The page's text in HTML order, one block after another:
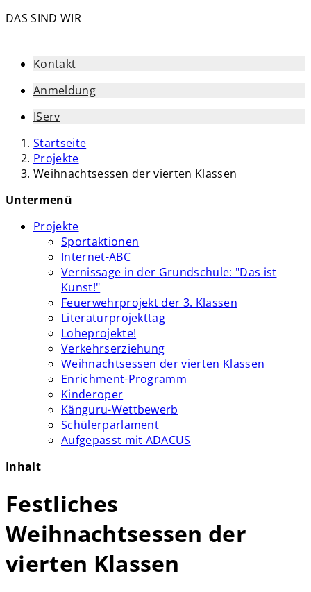
DAS SIND WIR
Kontakt
Anmeldung
IServ
Startseite
Projekte
Weihnachtsessen der vierten Klassen
Untermenü
Projekte
Sportaktionen
Internet-ABC
Vernissage in der Grundschule: "Das ist
Kunst!"
Feuerwehrprojekt der 3. Klassen
Literaturprojekttag
Loheprojekte!
Verkehrserziehung
Weihnachtsessen der vierten Klassen
Enrichment-Programm
Kinderoper
Känguru-Wettbewerb
Schülerparlament
Aufgepasst mit ADACUS
Inhalt
Festliches
Weihnachtsessen der
vierten Klassen